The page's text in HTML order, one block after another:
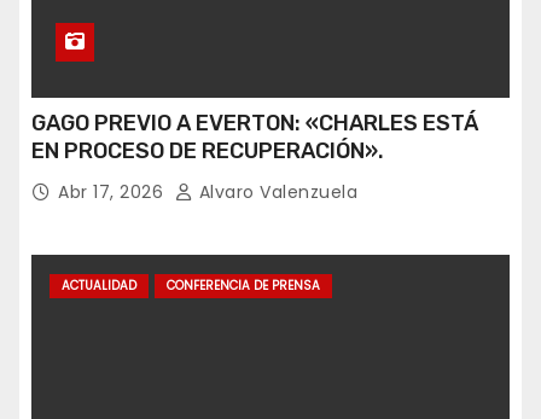
GAGO PREVIO A EVERTON: «CHARLES ESTÁ
EN PROCESO DE RECUPERACIÓN».
Abr 17, 2026 Alvaro Valenzuela
ACTUALIDAD CONFERENCIA DE PRENSA